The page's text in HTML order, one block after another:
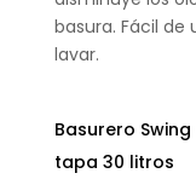
basura. Fácil de
lavar.
Basurero
tapa 30 litros